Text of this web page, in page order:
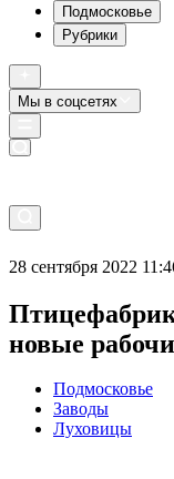
Подмосковье
Рубрики
Мы в соцсетях
28 сентября 2022
новые
Подмосковье
Заводы
Луховицы